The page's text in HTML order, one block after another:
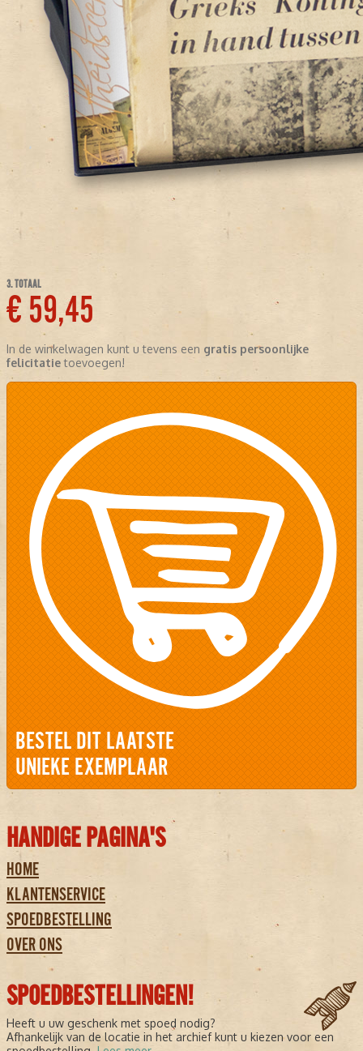
3. TOTAAL
€ 59,45
In de winkelwagen kunt u tevens een gratis persoonlijke
felicitatietoevoegen!
BESTEL DIT LAATSTE
UNIEKE EXEMPLAAR
HANDIGE PAGINA'S
HOME
KLANTENSERVICE
SPOEDBESTELLING
OVER ONS
SPOEDBESTELLINGEN!
Heeft u uw geschenk met spoed nodig?
Afhankelijk van de locatie in het archief kunt u kiezen voor een